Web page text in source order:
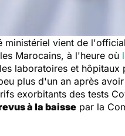
ministériel vient de
Marocains, à l'heure où
laboratoires et
plus d'un an après
exorbitants des tests
à la baisse par la